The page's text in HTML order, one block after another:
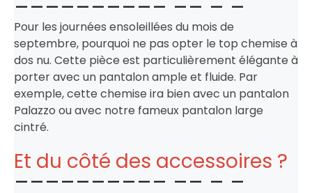
Pour les journées ensoleillées du mois de
septembre, pourquoi ne pas opter le top chemise à
dos nu. Cette pièce est particulièrement élégante à
porter avec un pantalon ample et fluide. Par
exemple, cette chemise ira bien avec un pantalon
Palazzo ou avec notre fameux pantalon large
cintré.
Et du côté des accessoires ?